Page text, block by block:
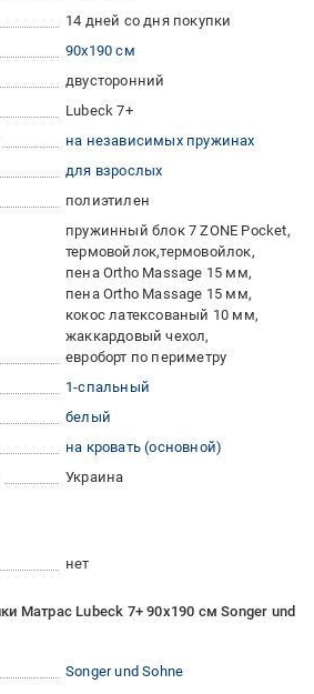
14 дней со дня покупки
90x190 см
двусторонний
Lubeck 7+
на независимых пружинах
для взрослых
полиэтилен
пружинный блок 7 ZONE Pocket
термовойлок термовойлок
пена Ortho Massage 15 мм
пена Ortho Massage 15 мм
кокос латексованый 10 мм
жаккардовый чехол
евроборт по периметру
1-спальный
белый
на кровать (основной)
Украина
нет
Матрас Lubeck 7+ 90х190 см Songer und
Songer und Sohne